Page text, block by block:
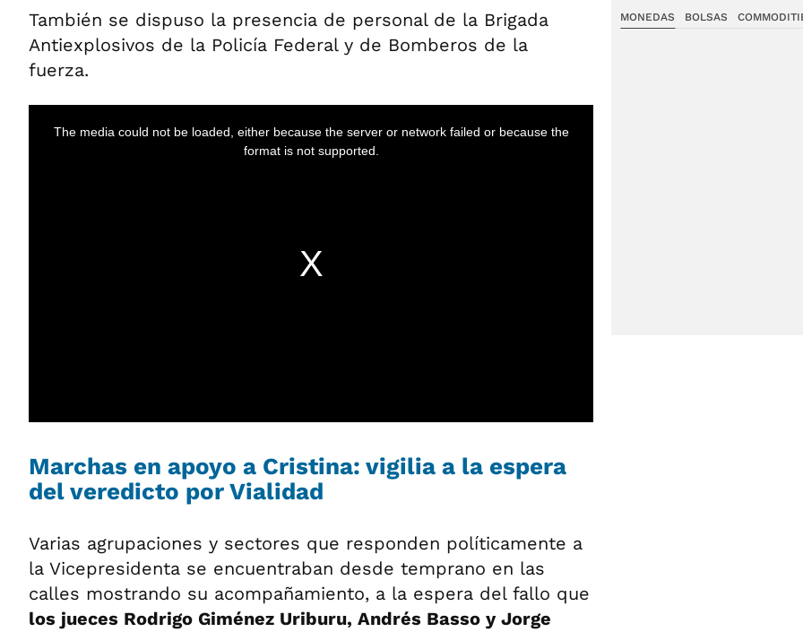
También se dispuso la presencia de personal de la Brigada
Antiexplosivos de la Policía Federal y de Bomberos de la
fuerza.
Marchas en apoyo a Cristina: vigilia a la espera
del veredicto por Vialidad
Varias agrupaciones y sectores que responden políticamente a
la Vicepresidenta se encuentraban desde temprano en las
calles mostrando su acompañamiento, a la espera del fallo que
los jueces Rodrigo Giménez Uriburu, Andrés Basso y Jorge
MONEDAS BOLSAS